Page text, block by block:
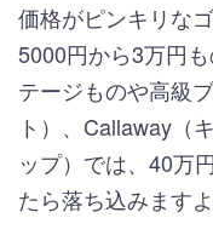
価格がピンキリな
5000円から3万円
テージものや高級
ト）、Callaway（
ップ）では、40万
たら落ち込みますよ